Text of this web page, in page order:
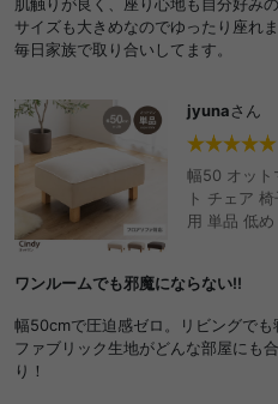
サイズも大きめなのでゆったり座れま
毎日家族で取り合いしてます。
jyunaさん
幅50 オット
ト チェア
用 単品 低
ワンルームでも邪魔にならない!!
幅50cmで圧迫感ゼロ。リビングで
ファブリック生地がどんな部屋にも
り！